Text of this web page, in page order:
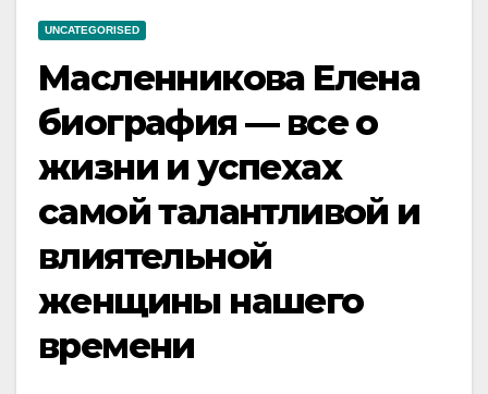
UNCATEGORISED
Масленникова Елена
биография — все о
жизни и успехах
самой талантливой и
влиятельной
женщины нашего
времени